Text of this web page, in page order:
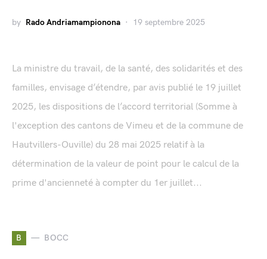
by Rado Andriamampionona 19 septembre 2025
La ministre du travail, de la santé, des solidarités et des
familles, envisage d’étendre, par avis publié le 19 juillet
2025, les dispositions de l’accord territorial (Somme à
l'exception des cantons de Vimeu et de la commune de
Hautvillers-Ouville) du 28 mai 2025 relatif à la
détermination de la valeur de point pour le calcul de la
prime d'ancienneté à compter du 1er juillet...
B BOCC